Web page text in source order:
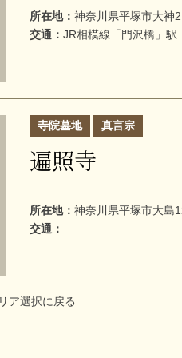
所在地： 神奈川県平塚市大神
交通： JR相模線「門沢橋」駅
寺院墓地 真言宗
遍照寺
所在地： 神奈川県平塚市大島
交通：
ア選択に戻る